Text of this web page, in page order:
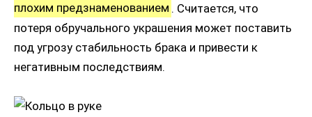
плохим предзнаменованием . Считается, что
потеря обручального украшения может поставить
под угрозу стабильность брака и привести к
негативным последствиям.